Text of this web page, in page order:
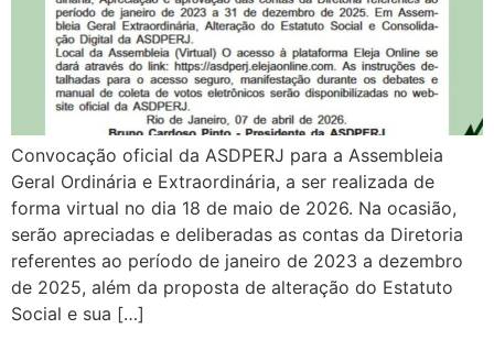
Convocação oficial da ASDPERJ para a Assembleia
Geral Ordinária e Extraordinária, a ser realizada de
forma virtual no dia 18 de maio de 2026. Na ocasião,
serão apreciadas e deliberadas as contas da Diretoria
referentes ao período de janeiro de 2023 a dezembro
de 2025, além da proposta de alteração do Estatuto
Social e sua […]